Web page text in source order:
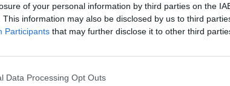
of your personal information by third parties on the
This information may also be disclosed by us to third
Participants that may further disclose it to other third
Data Processing Opt Outs
körülöttünk történik, vagy legalábbis